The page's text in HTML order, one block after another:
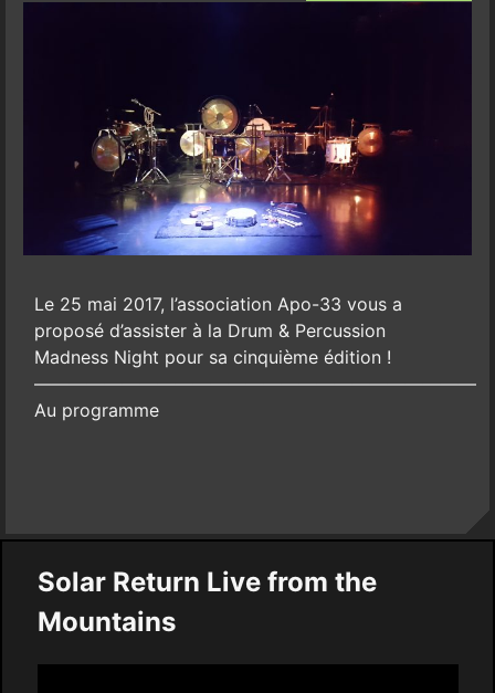
Le 25 mai 2017, l’association Apo-33 vous a
proposé d’assister à la Drum & Percussion
Madness Night pour sa cinquième édition !
—————————————————————————
Au programme
Solar Return Live from the
Mountains